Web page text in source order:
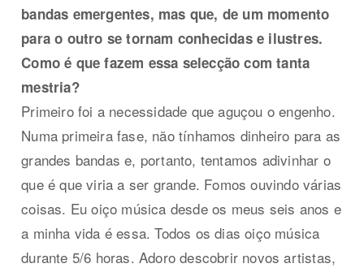
bandas emergentes, mas que, de um momento
para o outro se tornam conhecidas e ilustres.
Como é que fazem essa selecção com tanta
mestria?
Primeiro foi a necessidade que aguçou o engenho.
Numa primeira fase, não tínhamos dinheiro para as
grandes bandas e, portanto, tentamos adivinhar o
que é que viria a ser grande. Fomos ouvindo várias
coisas. Eu oiço música desde os meus seis anos e
a minha vida é essa. Todos os dias oiço música
durante 5/6 horas. Adoro descobrir novos artistas,